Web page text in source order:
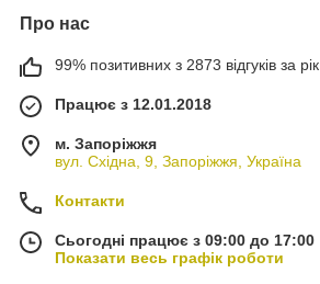
Про нас
99% позитивних з 2873 відгуків за рік
Працює з 12.01.2018
м. Запоріжжя
вул. Східна, 9, Запоріжжя, Україна
Контакти
Сьогодні працює з 09:00 до 17:00
Показати весь графік роботи